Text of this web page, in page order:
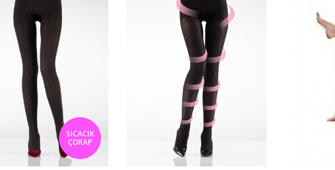
SICACIK
ÇORAP